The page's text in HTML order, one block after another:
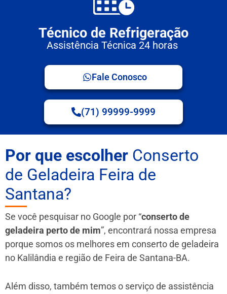
Técnico de Refrigeração
Assistência Técnica 24 horas
Fale Conosco
(71) 99999-9999
Por que escolher Conserto
de Geladeira Feira de
Santana?
Se você pesquisar no Google por “conserto de
geladeira perto de mim”, encontrará nossa empresa
porque somos os melhores em conserto de geladeira
no Kalilândia e região de Feira de Santana-BA.
Além disso, também temos o serviço de assistência